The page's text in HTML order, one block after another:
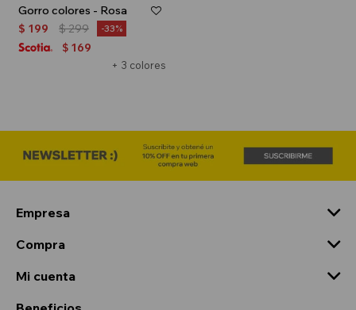
Gorro colores - Rosa
+ 3 colores
$ 199 $299 33
$ 169
Empresa
Compra
Mi cuenta